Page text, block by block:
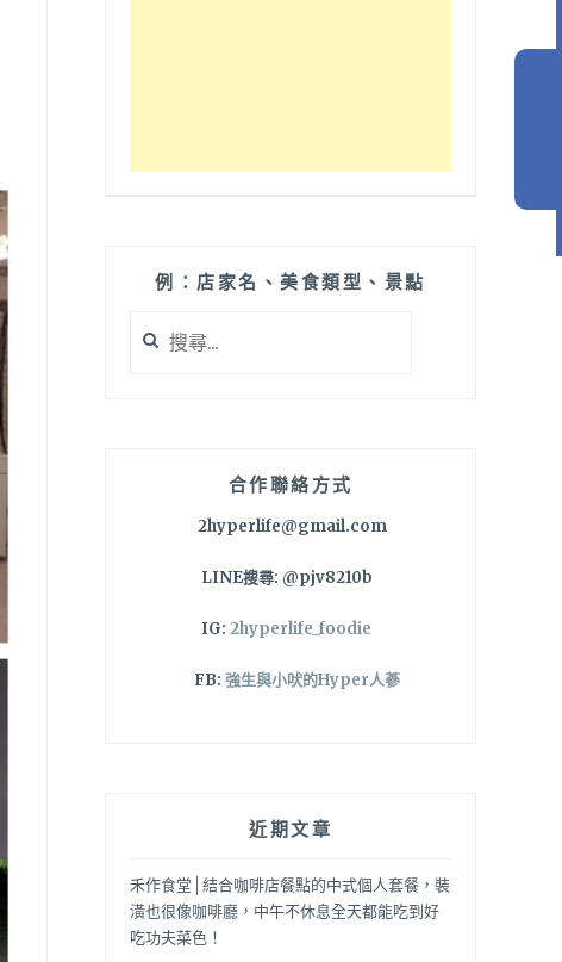
例：店家名、美食類型、景點
尋
合作聯絡方式
2hyperlife@gmail.com
LINE搜尋: @pjv8210b
IG: 2hyperlife_foodie
FB: 強生與小吠的Hyper人蔘
近期文章
禾作食堂│結合咖啡店餐點的中式個人套餐，裝
潢也很像咖啡廳，中午不休息全天都能吃到好
吃功夫菜色！